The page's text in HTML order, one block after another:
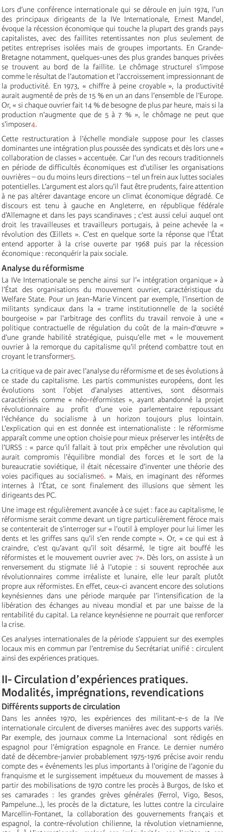
Lors d’une conférence internationale qui se déroule en juin 1974, l’un
des principaux dirigeants de la IVe Internationale, Ernest Mandel,
évoque la récession économique qui touche la plupart des grands pays
capitalistes, avec des faillites retentissantes non plus seulement de
petites entreprises isolées mais de groupes importants. En Grande-
Bretagne notamment, quelques-unes des plus grandes banques privées
se trouvent au bord de la faillite. Le chômage structurel s’impose
comme le résultat de l’automation et l’accroissement impressionnant de
la productivité. En 1973, « chiffre à peine croyable », la productivité
aurait augmenté de près de 15 % en un an dans l’ensemble de l’Europe.
Or, « si chaque ouvrier fait 14 % de besogne de plus par heure, mais si la
production n’augmente que de 5 à 7 % », le chômage ne peut que
s’imposer4.
Cette restructuration à l’échelle mondiale suppose pour les classes
dominantes une intégration plus poussée des syndicats et dès lors une «
collaboration de classes » accentuée. Car l’un des recours traditionnels
en période de difficultés économiques est d’utiliser les organisations
ouvrières – ou du moins leurs directions – tel un frein aux luttes sociales
potentielles. L’argument est alors qu’il faut être prudents, faire attention
à ne pas altérer davantage encore un climat économique dégradé. Ce
discours est tenu à gauche en Angleterre, en république fédérale
d’Allemagne et dans les pays scandinaves ; c’est aussi celui auquel ont
droit les travailleuses et travailleurs portugais, à peine achevée la «
révolution des Œillets ». C’est en quelque sorte la réponse que l’État
entend apporter à la crise ouverte par 1968 puis par la récession
économique : reconquérir la paix sociale.
Analyse du réformisme
La IVe Internationale se penche ainsi sur l’« intégration organique » à
l’État des organisations du mouvement ouvrier, caractéristique du
Welfare State. Pour un Jean-Marie Vincent par exemple, l’insertion de
militants syndicaux dans la « trame institutionnelle de la société
bourgeoise » par l’arbitrage des conflits du travail renvoie à une «
politique contractuelle de régulation du coût de la main-d’œuvre »
d’une grande habilité stratégique, puisqu’elle met « le mouvement
ouvrier à la remorque du capitalisme qu’il prétend combattre tout en
croyant le transformer5.
La critique va de pair avec l’analyse du réformisme et de ses évolutions à
ce stade du capitalisme. Les partis communistes européens, dont les
évolutions sont l’objet d’analyses attentives, sont désormais
caractérisés comme « néo-réformistes », ayant abandonné la projet
révolutionnaire au profit d’une voie parlementaire repoussant
l’échéance du socialisme à un horizon toujours plus lointain.
L’explication qui en est donnée est internationaliste : le réformisme
apparaît comme une option choisie pour mieux préserver les intérêts de
l’URSS : « parce qu’il fallait à tout prix empêcher une révolution qui
aurait compromis l’équilibre mondial des forces et le sort de la
bureaucratie soviétique, il était nécessaire d’inventer une théorie des
voies pacifiques au socialisme6. » Mais, en imaginant des réformes
internes à l’État, ce sont finalement des illusions que sèment les
dirigeants des PC.
Une image est régulièrement avancée à ce sujet : face au capitalisme, le
réformisme serait comme devant un tigre particulièrement féroce mais
se contenterait de s’interroger sur « l’outil à employer pour lui limer les
dents et les griffes sans qu’il s’en rende compte ». Or, « ce qui est à
craindre, c’est qu’avant qu’il soit désarmé, le tigre ait bouffé les
réformistes et le mouvement ouvrier avec 7». Dès lors, on assiste à un
renversement du stigmate lié à l’utopie : si souvent reprochée aux
révolutionnaires comme irréaliste et lunaire, elle leur paraît plutôt
propre aux réformistes. En effet, ceux-ci avancent encore des solutions
keynésiennes dans une période marquée par l’intensification de la
libération des échanges au niveau mondial et par une baisse de la
rentabilité du capital. La relance keynésienne ne pourrait que renforcer
la crise.
Ces analyses internationales de la période s’appuient sur des exemples
locaux mis en commun par l’entremise du Secrétariat unifié : circulent
ainsi des expériences pratiques.
II- Circulation d’expériences pratiques.
Modalités, imprégnations, revendications
Différents supports de circulation
Dans les années 1970, les expériences des militant-e-s de la IVe
internationale circulent de diverses manières avec des supports variés.
Par exemple, des journaux comme La Internacional sont rédigés en
espagnol pour l’émigration espagnole en France. Le dernier numéro
daté de décembre-janvier probablement 1975-1976 précise avoir rendu
compte des « événements les plus importants à l'origine de l’agonie du
franquisme et le surgissement impétueux du mouvement de masses à
partir des mobilisations de 1970 contre les procès à Burgos, de Isko et
ses camarades : les grandes grèves générales (Ferrol, Vigo, Besos,
Pampelune…), les procès de la dictature, les luttes contre la circulaire
Marcellin-Fontanet, la collaboration des gouvernements français et
espagnol, la contre-révolution chilienne, la révolution vietnamienne,